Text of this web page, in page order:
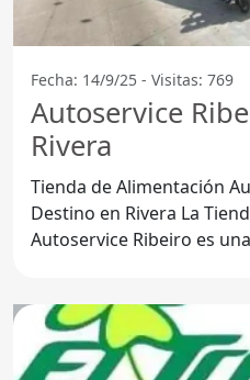
Fecha: 14/9/25 - Visitas: 769
Autoservice
Rivera
Tienda de Alimentación
Destino en Rivera La Tienda de Alimentación
Autoservice Ribeiro es